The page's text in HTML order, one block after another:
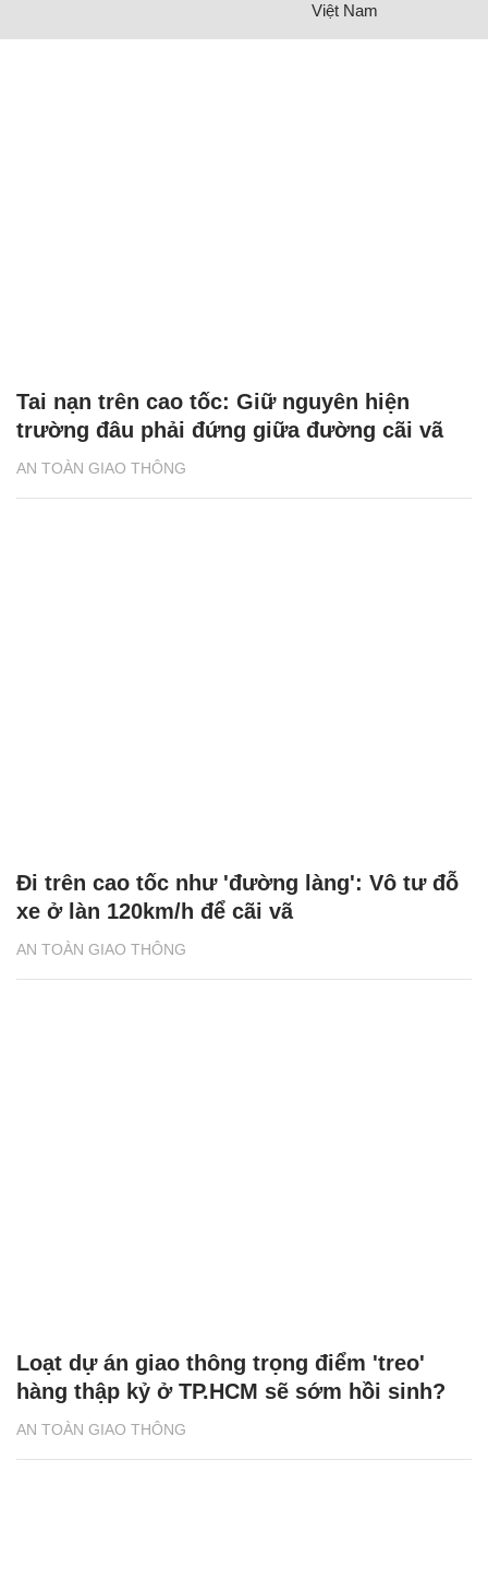
Việt Nam
AN TOÀN GIAO THÔNG
Tai nạn trên cao tốc: Giữ nguyên hiện
trường đâu phải đứng giữa đường cãi vã
AN TOÀN GIAO THÔNG
Đi trên cao tốc như 'đường làng': Vô tư đỗ
xe ở làn 120km/h để cãi vã
AN TOÀN GIAO THÔNG
Loạt dự án giao thông trọng điểm 'treo'
hàng thập kỷ ở TP.HCM sẽ sớm hồi sinh?